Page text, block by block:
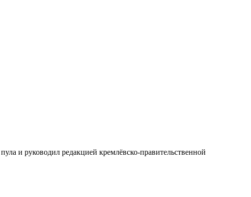
и руководил редакцией кремлёвско-правительственной